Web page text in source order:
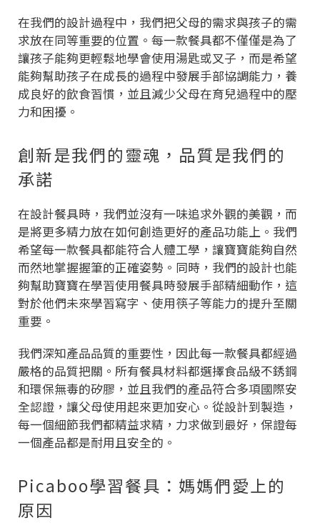
在我們的設計過程中，我們把父母的需求與孩子的需
求放在同等重要的位置。每一款餐具都不僅僅是為了
讓孩子能夠更輕鬆地學會使用湯匙或叉子，而是希望
能夠幫助孩子在成長的過程中發展手部協調能力，養
成良好的飲食習慣，並且減少父母在育兒過程中的壓
力和困擾。
創新是我們的靈魂，品質是我們的
承諾
在設計餐具時，我們並沒有一味追求外觀的美觀，而
是將更多精力放在如何創造更好的產品功能上。我們
希望每一款餐具都能符合人體工學，讓寶寶能夠自然
而然地掌握握筆的正確姿勢。同時，我們的設計也能
夠幫助寶寶在學習使用餐具時發展手部精細動作，這
對於他們未來學習寫字、使用筷子等能力的提升至關
重要。
我們深知產品品質的重要性，因此每一款餐具都經過
嚴格的品質把關。所有餐具材料都選擇食品級不銹鋼
和環保無毒的矽膠，並且我們的產品符合多項國際安
全認證，讓父母使用起來更加安心。從設計到製造，
每一個細節我們都精益求精，力求做到最好，保證每
一個產品都是耐用且安全的。
Picaboo學習餐具：媽媽們愛上的
原因